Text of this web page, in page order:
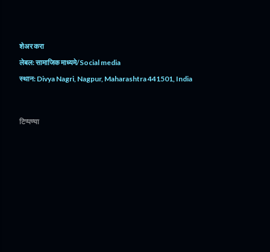
शेअर करा
लेबल:सामाजिक माध्यमे/Social media
स्थान: Divya Nagri, Nagpur, Maharashtra 441501, India
टिप्पण्या